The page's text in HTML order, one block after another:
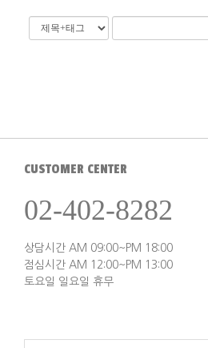
CUSTOMER CENTER
02-402-8282
상담시간 AM 09:00~PM 18:00
점심시간 AM 12:00~PM 13:00
토요일 일요일 휴무